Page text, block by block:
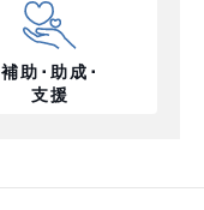
補助･助成･
支援